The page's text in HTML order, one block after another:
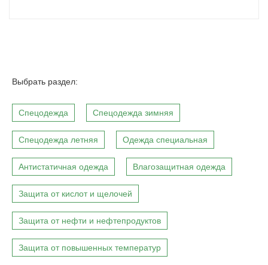
Выбрать раздел:
Спецодежда Спецодежда зимняя
Спецодежда летняя Одежда специальная
Антистатичная одежда Влагозащитная одежда
Защита от кислот и щелочей
Защита от нефти и нефтепродуктов
Защита от повышенных температур